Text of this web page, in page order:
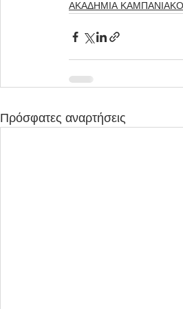
ΑΚΑΔΗΜΙΑ
Πρόσφατες αναρτήσεις